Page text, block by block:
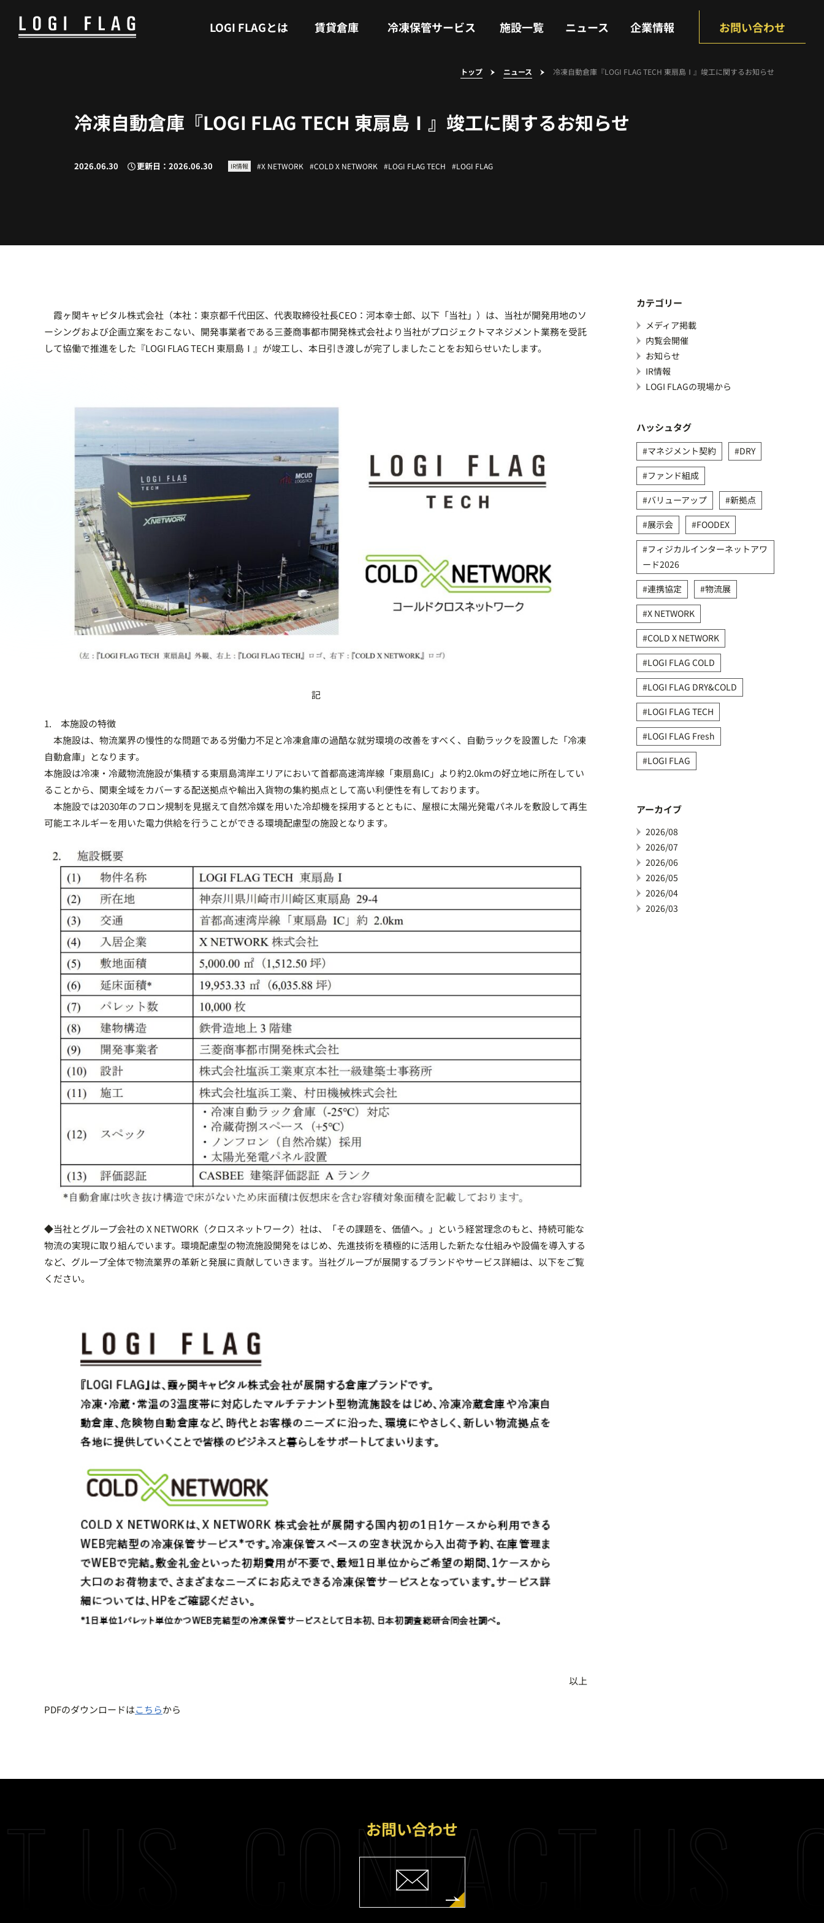
LOGI FLAGとは 賃貸倉庫 冷凍保管サービス 施設一覧 ニュース 企業情報 お問い合わせ
トップ ニュース 冷凍自動倉庫『LOGI FLAG TECH 東扇島Ⅰ』竣工に関するお知らせ
冷凍自動倉庫『LOGI FLAG TECH 東扇島Ⅰ』竣工に関するお知らせ
2026.06.30 更新日：2026.06.30 IR情報 X NETWORK COLD X NETWORK LOGI FLAG TECH LOGI FLAG
霞ヶ関キャピタル株式会社（本社：東京都千代田区、代表取締役社長CEO：河本幸士郎、以下「当社」）は、当社が開発用地のソ
ーシングおよび企画立案をおこない、開発事業者である三菱商事都市開発株式会社より当社がプロジェクトマネジメント業務を受託
して協働で推進をした『LOGI FLAG TECH 東扇島Ⅰ』が竣工し、本日引き渡しが完了しましたことをお知らせいたします。
記
1. 本施設の特徴
本施設は、物流業界の慢性的な問題である労働力不足と冷凍倉庫の過酷な就労環境の改善をすべく、自動ラックを設置した「冷凍
自動倉庫」となります。
本施設は冷凍・冷蔵物流施設が集積する東扇島湾岸エリアにおいて首都高速湾岸線「東扇島IC」より約2.0kmの好立地に所在してい
ることから、関東全域をカバーする配送拠点や輸出入貨物の集約拠点として高い利便性を有しております。
本施設では2030年のフロン規制を見据えて自然冷媒を用いた冷却機を採用するとともに、屋根に太陽光発電パネルを敷設して再生
可能エネルギーを用いた電力供給を行うことができる環境配慮型の施設となります。
◆当社とグループ会社の X NETWORK（クロスネットワーク）社は、「その課題を、価値へ。」という経営理念のもと、持続可能な
物流の実現に取り組んでいます。環境配慮型の物流施設開発をはじめ、先進技術を積極的に活用した新たな仕組みや設備を導入する
など、グループ全体で物流業界の革新と発展に貢献していきます。当社グループが展開するブランドやサービス詳細は、以下をご覧
ください。
以上
PDFのダウンロードはこちらから
カテゴリー
メディア掲載
内覧会開催
お知らせ
IR情報
LOGI FLAGの現場から
ハッシュタグ
マネジメント契約
DRY
ファンド組成
バリューアップ
新拠点
展示会
FOODEX
フィジカルインターネットアワ
ード2026
連携協定
物流展
X NETWORK
COLD X NETWORK
LOGI FLAG COLD
LOGI FLAG DRY&COLD
LOGI FLAG TECH
LOGI FLAG Fresh
LOGI FLAG
アーカイブ
2026/08
2026/07
2026/06
2026/05
2026/04
2026/03
US CONTACT US
お問い合わせ